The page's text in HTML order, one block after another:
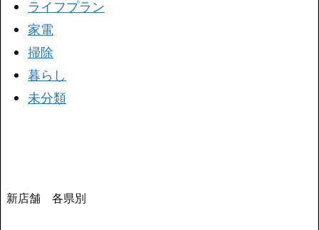
ライフプラン
家電
掃除
暮らし
未分類
新店舗 各県別